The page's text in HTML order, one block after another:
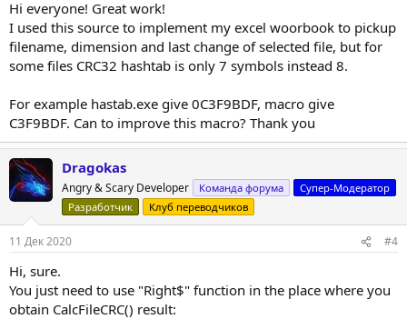
Hi everyone! Great work!
I used this source to implement my excel woorbook to pickup
filename, dimension and last change of selected file, but for
some files CRC32 hashtab is only 7 symbols instead 8.
For example hastab.exe give 0C3F9BDF, macro give
C3F9BDF. Can to improve this macro? Thank you
Dragokas
Angry & Scary Developer Команда форума
Супер-Модератор
Разработчик
Клуб переводчиков
11 Дек 2020 #4
Hi, sure.
You just need to use "Right$" function in the place where you
obtain CalcFileCRC() result: